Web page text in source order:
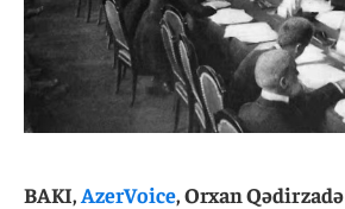
BAKI,AzerVoice, Orxan Qədirzadə